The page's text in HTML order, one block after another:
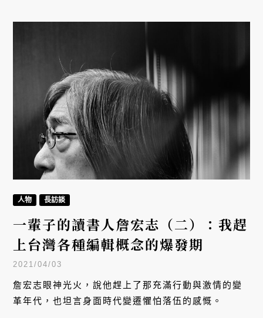
人物 長訪談
一輩子的讀書人詹宏志（二）：我趕
上台灣各種編輯概念的爆發期
2021/04/03
詹宏志眼神光火，說他趕上了那充滿行動與激情的變
革年代，也坦言身面時代變遷懼怕落伍的感慨。